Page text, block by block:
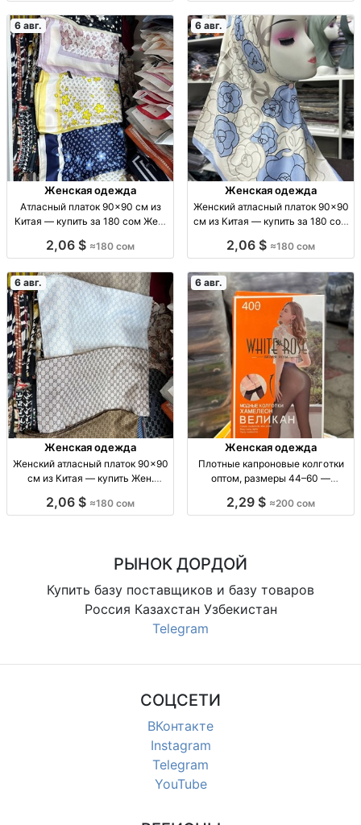
6 авг.
Женская одежда
Атласный платок 90×90 см из
Китая — купить за 180 сом Жен.
Китай, 180 сом
2,06 $ ≈180 сом
6 авг.
Женская одежда
Женский атласный платок 90×90
см из Китая — купить за 180 сом
во Китай.
2,06 $ ≈180 сом
6 авг.
Женская одежда
Женский атласный платок 90×90
см из Китая — купить Жен.
во Китай, 180 сом
2,06 $ ≈180 сом
6 авг.
Женская одежда
Плотные капроновые колготки
оптом, размеры 44–60 —
колготки, р-р 44–54, 54–60, уп. 6
2,29 $ ≈200 сом
РЫНОК ДОРДОЙ
Купить базу поставщиков и базу товаров
Россия Казахстан Узбекистан
Telegram
СОЦСЕТИ
ВКонтакте
Instagram
Telegram
YouTube